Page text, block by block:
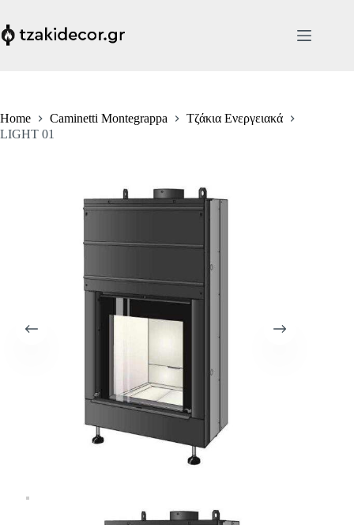
content
Home Caminetti Montegrappa
Τζάκια Ενεργειακά
LIGHT 01